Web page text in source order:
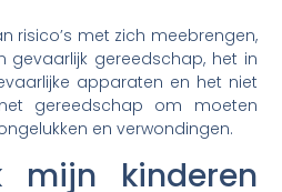
risico’s met zich meebrengen,
gevaarlijk gereedschap, het in
apparaten en het niet
gereedschap om moeten
en verwondingen.
mijn kinderen